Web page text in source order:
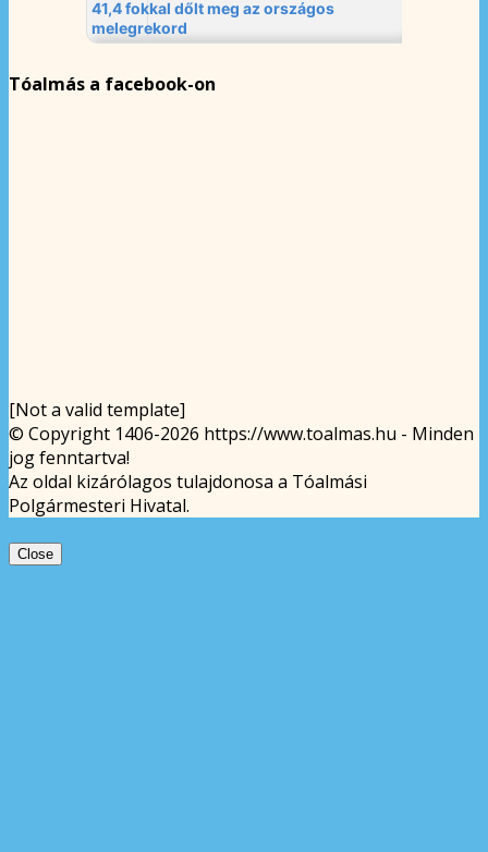
Tóalmás a facebook-on
[Not a valid template]
© Copyright 1406-2026 https://www.toalmas.hu - Minden
jog fenntartva!
Az oldal kizárólagos tulajdonosa a Tóalmási
Polgármesteri Hivatal.
Close